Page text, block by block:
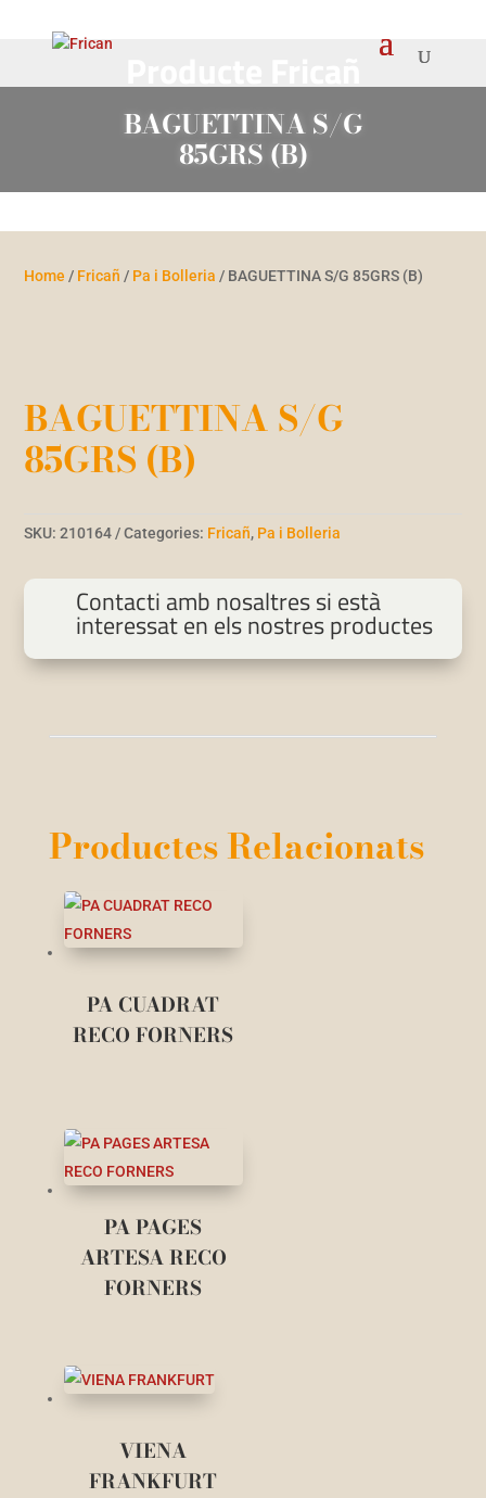
BAGUETTINA S/G
85GRS (B)
Home / Fricañ / Pa i Bolleria / BAGUETTINA S/G 85GRS (B)
BAGUETTINA S/G
85GRS (B)
SKU:210164 Categories: Fricañ, Pa i Bolleria
Contacti amb nosaltres si està
interessat en els nostres productes
Productes Relacionats
PA CUADRAT
RECO FORNERS
PA PAGES
ARTESA RECO
FORNERS
VIENA
FRANKFURT